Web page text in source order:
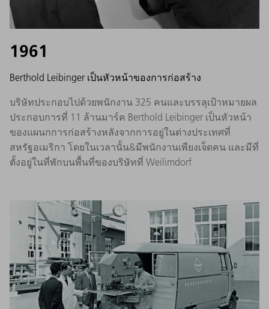
1961
Berthold Leibinger เป็นหัวหน้าของการก่อสร้าง
บริษัทประกอบไปด้วยพนักงาน 325 คนและบรรลุเป้าหมายผล
ประกอบการที่ 11 ล้านมาร์ค Berthold Leibinger เป็นหัวหน้า
ของแผนกการก่อสร้างหลังจากการอยู่ในต่างประเทศที่
สหรัฐอเมริกา โดยในเวลานั้น&มีพนักงานเพียงเจ็ดคน และมีที่
ตั้งอยู่ในที่พักบนพื้นที่ของบริษัทที่ Weilimdorf